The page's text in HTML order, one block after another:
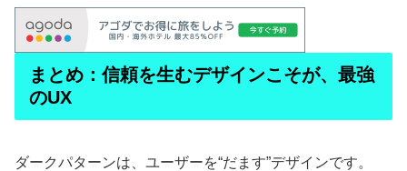
まとめ：信頼を生むデザインこそが、最強
のUX
ダークパターンは、ユーザーを“だます”デザインです。